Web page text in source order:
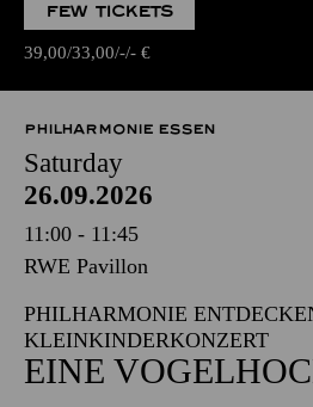
FEW TICKETS
39,00 33,00 - - €
PHILHARMONIE ESSEN
Saturday
26.09.2026
11:00 - 11:45
RWE Pavillon
PHILHARMONIE
KLEINKINDERKONZERT
EINE